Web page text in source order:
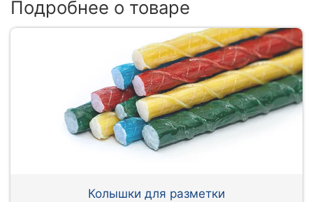
Подробнее о товаре
Колышки для разметки